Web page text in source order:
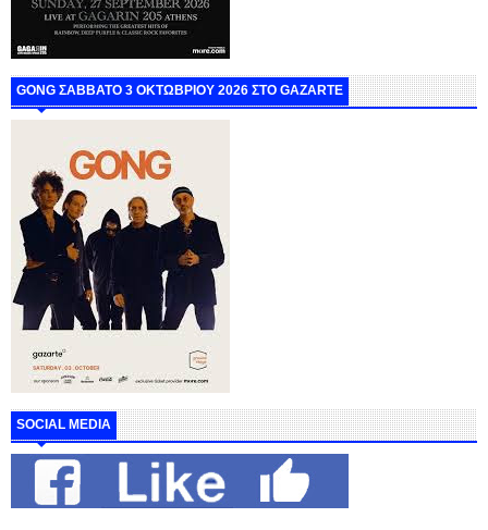
GONG ΣΑΒΒΑΤΟ 3 ΟΚΤΩΒΡΙΟΥ 2026 ΣΤΟ GAZARTE
SOCIAL MEDIA